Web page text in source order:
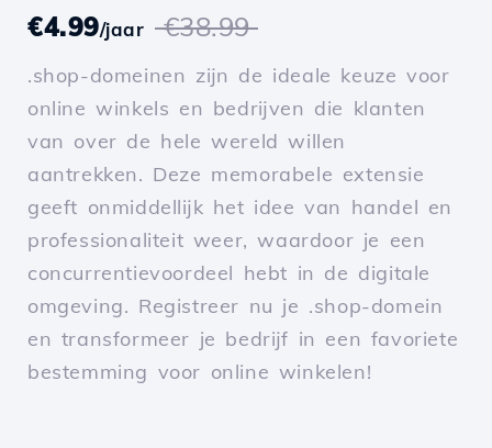
€4.99/jaar €38.99
.shop-domeinen zijn de ideale keuze voor
online winkels en bedrijven die klanten
van over de hele wereld willen
aantrekken. Deze memorabele extensie
geeft onmiddellijk het idee van handel en
professionaliteit weer, waardoor je een
concurrentievoordeel hebt in de digitale
omgeving. Registreer nu je .shop-domein
en transformeer je bedrijf in een favoriete
bestemming voor online winkelen!